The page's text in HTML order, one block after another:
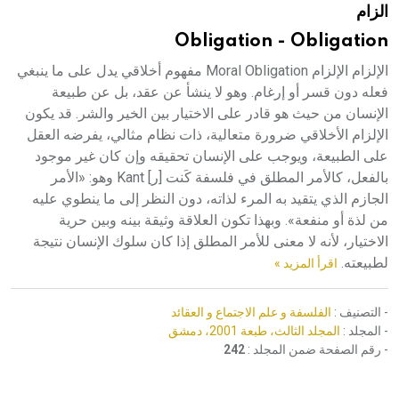
الزام
Obligation - Obligation
الإلزام الإلزام Moral Obligation مفهوم أخلاقي يدل على ما ينبغي
فعله دون قسر أو إرغام. وهو لا ينشأ عن عقد، بل عن طبيعة
الإنسان من حيث هو قادر على الاختيار بين الخير والشر. قد يكون
الإلزام الأخلاقي ضرورة متعالية، ذات نظام مثالي، يفرضه العقل
على الطبيعة، ويوجب على الإنسان تحقيقه وإن كان غير موجود
بالفعل، كالأمر المطلق في فلسفة كَنت [ر] Kant وهو: «الأمر
الجازم الذي يتقيد به المرء لذاته، دون النظر إلى ما ينطوي عليه
من لذة أو منفعة». وبهذا تكون العلاقة وثيقة بينه وبين حرية
الاختيار، لأنه لا معنى للأمر المطلق إذا كان سلوك الإنسان نتيجة
لطبيعته. اقرأ المزيد »
- التصنيف : الفلسفة و علم الاجتماع و العقائد
- المجلد : المجلد الثالث، طبعة 2001، دمشق
- رقم الصفحة ضمن المجلد : 242